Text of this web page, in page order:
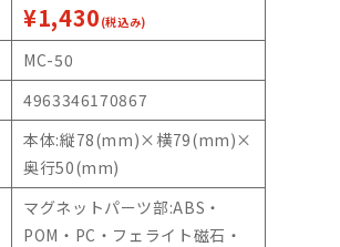
¥1,430 (税込み)
MC-50
4963346170867
本体:縦78(mm)×横79(mm)×
奥行50(mm)
マグネットパーツ部:ABS・
POM・PC・フェライト磁石・